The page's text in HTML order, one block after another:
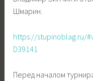
Шмарин.
https://stupinoblag.ru/
D39141
Перед началом